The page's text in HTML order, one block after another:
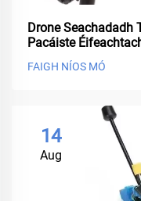
Drone Seachadadh
Pacáiste
FAIGH NÍOS MÓ
14
Aug